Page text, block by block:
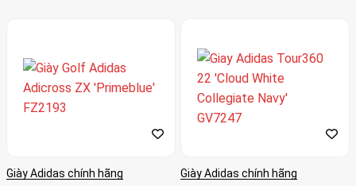
Giày Adidas chính hãng Giày Adidas chính hãng